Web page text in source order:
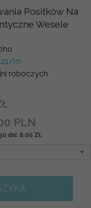
Posiłków Na
Wesele
m
roboczych
PLN
dni: 6.00 ZŁ